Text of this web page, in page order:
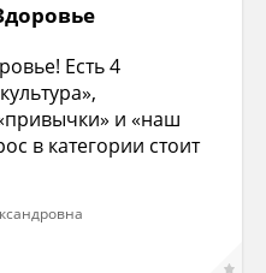
Есть 4
и «наш
в категории стоит